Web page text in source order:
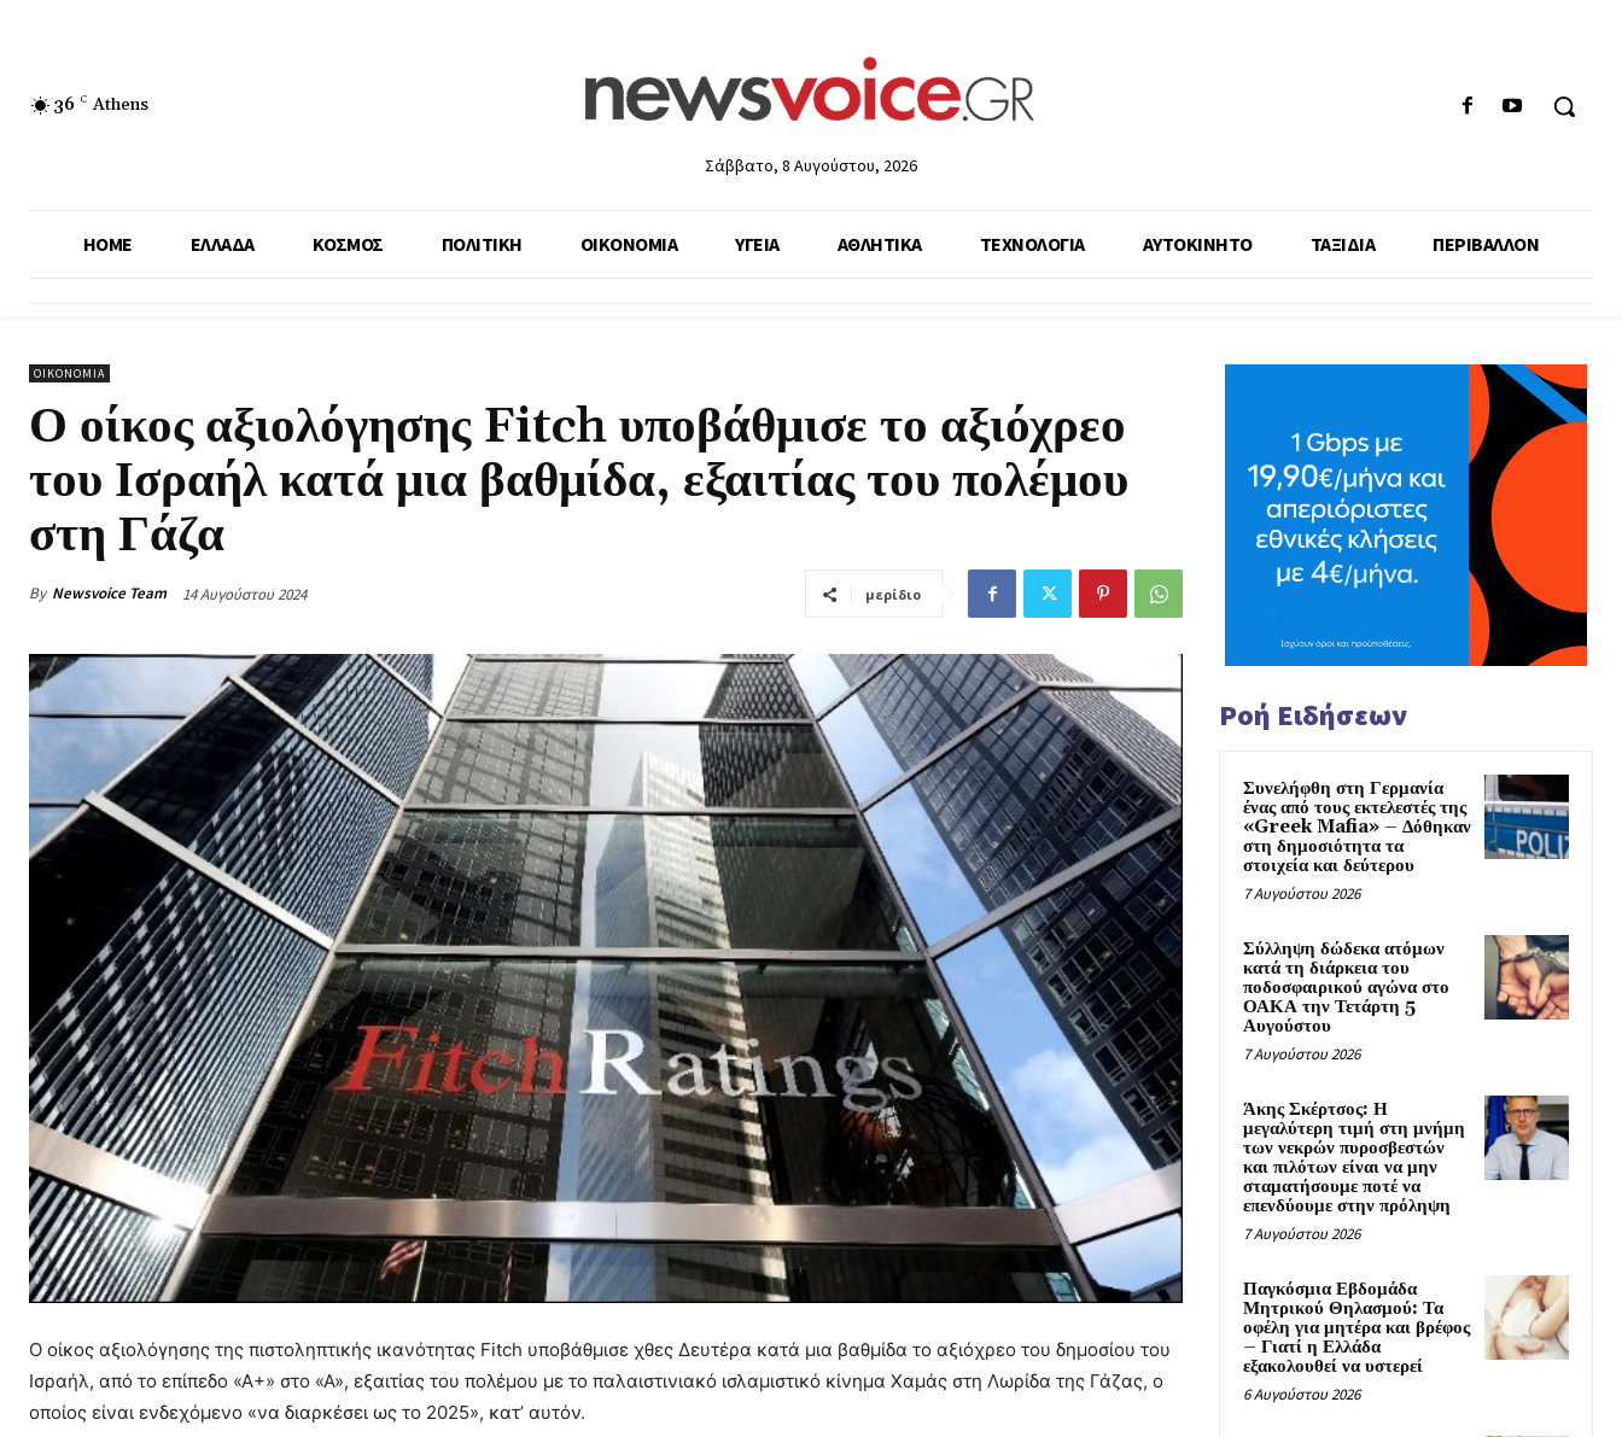
36 C Athens
Σάββατο, 8 Αυγούστου, 2026
HOME ΕΛΛΑΔΑ ΚΟΣΜΟΣ ΠΟΛΙΤΙΚΗ ΟΙΚΟΝΟΜΙΑ ΥΓΕΙΑ ΑΘΛΗΤΙΚΑ ΤΕΧΝΟΛΟΓΙΑ ΑΥΤΟΚΙΝΗΤΟ ΤΑΞΙΔΙΑ ΠΕΡΙΒΑΛΛΟΝ
ΟΙΚΟΝΟΜΙΑ
Ο οίκος αξιολόγησης Fitch υποβάθμισε το αξιόχρεο
του Ισραήλ κατά μια βαθμίδα, εξαιτίας του πολέμου
στη Γάζα
By Newsvoice Team 14 Αυγούστου 2024 μερίδιο
Ο οίκος αξιολόγησης της πιστοληπτικής ικανότητας Fitch υποβάθμισε χθες Δευτέρα κατά μια βαθμίδα το αξιόχρεο του δημοσίου του
Ισραήλ, από το επίπεδο «Α+» στο «Α», εξαιτίας του πολέμου με το παλαιστινιακό ισλαμιστικό κίνημα Χαμάς στη Λωρίδα της Γάζας, ο
οποίος είναι ενδεχόμενο «να διαρκέσει ως το 2025», κατ’ αυτόν.
Ροή Ειδήσεων
Συνελήφθη στη Γερμανία
ένας από τους εκτελεστές της
«Greek Mafia» – Δόθηκαν
στη δημοσιότητα τα
στοιχεία και δεύτερου
7 Αυγούστου 2026
Σύλληψη δώδεκα ατόμων
κατά τη διάρκεια του
ποδοσφαιρικού αγώνα στο
ΟΑΚΑ την Τετάρτη 5
Αυγούστου
7 Αυγούστου 2026
Άκης Σκέρτσος: Η
μεγαλύτερη τιμή στη μνήμη
των νεκρών πυροσβεστών
και πιλότων είναι να μην
σταματήσουμε ποτέ να
επενδύουμε στην πρόληψη
7 Αυγούστου 2026
Παγκόσμια Εβδομάδα
Μητρικού Θηλασμού: Τα
οφέλη για μητέρα και βρέφος
– Γιατί η Ελλάδα
εξακολουθεί να υστερεί
6 Αυγούστου 2026